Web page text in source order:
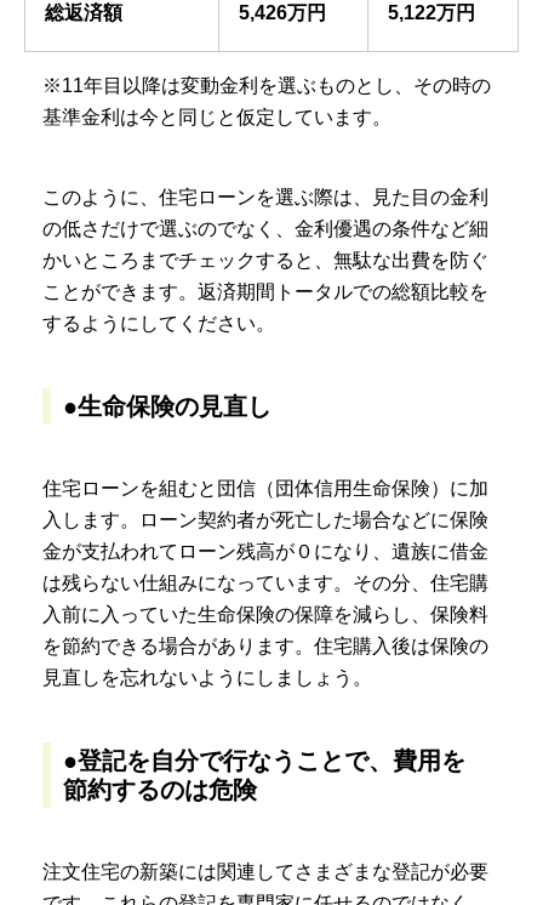
総返済額 5,426万円 5,122万円
※11年目以降は変動金利を選ぶものとし、その時の
基準金利は今と同じと仮定しています。
このように、住宅ローンを選ぶ際は、見た目の金利
の低さだけで選ぶのでなく、金利優遇の条件など細
かいところまでチェックすると、無駄な出費を防ぐ
ことができます。返済期間トータルでの総額比較を
するようにしてください。
●生命保険の見直し
住宅ローンを組むと団信（団体信用生命保険）に加
入します。ローン契約者が死亡した場合などに保険
金が支払われてローン残高が０になり、遺族に借金
は残らない仕組みになっています。その分、住宅購
入前に入っていた生命保険の保障を減らし、保険料
を節約できる場合があります。 住宅購入後は保険の
見直しを忘れないようにしましょう。
●登記を自分で行なうことで、費用を
節約するのは危険
注文住宅の新築には関連してさまざまな登記が必要